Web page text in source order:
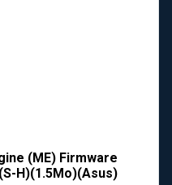
(ME) Firmware
H)(1.5Mo)(Asus)